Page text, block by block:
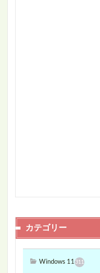
カテゴリー
Windows 11 311